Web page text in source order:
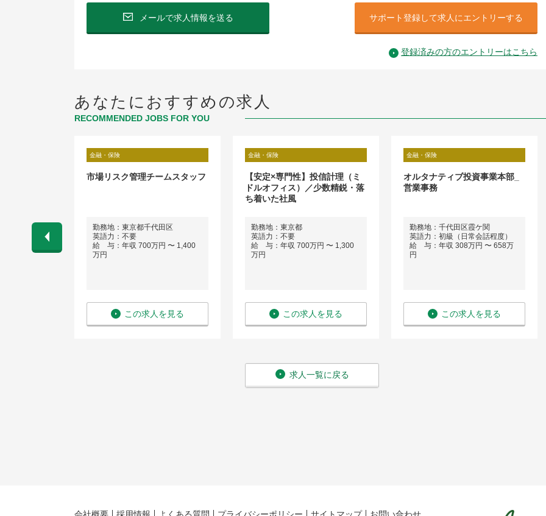
メールで求人情報を送る サポート登録して求人にエントリーする
登録済みの方のエントリーはこちら
あなたにおすすめの求人
RECOMMENDED JOBS FOR YOU
京都港区）
〜 1,200
金融・保険
市場リスク管理チームスタッフ
勤務地：東京都千代田区
英語力：不要
給 与：年収 700万円 〜 1,400
万円
この求人を見る
金融・保険
【安定×専門性】投信計理（ミ
ドルオフィス）／少数精鋭・落
ち着いた社風
勤務地：東京都
英語力：不要
給 与：年収 700万円 〜 1,300
万円
この求人を見る
金融・保険
オルタナティブ投資事業本部_
営業事務
勤務地：千代田区霞ケ関
英語力：初級（日常会話程度）
給 与：年収 308万円 〜 658万
円
この求人を見る
求人一覧に戻る